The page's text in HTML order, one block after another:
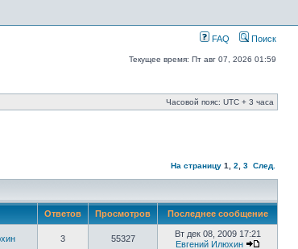
FAQ Поиск
Текущее время: Пт авг 07, 2026 01:59
Часовой пояс: UTC + 3 часа
На страницу 1 2 3 След.
Ответов Просмотров Последнее сообщение
3 55327
Вт дек 08, 2009 17:21
Евгений Илюхин